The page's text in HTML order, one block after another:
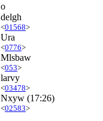
o
delgh
<01568>
Ura
<0776>
Mlsbaw
<053>
larvy
<03478>
Nxyw (17:26)
<02583>